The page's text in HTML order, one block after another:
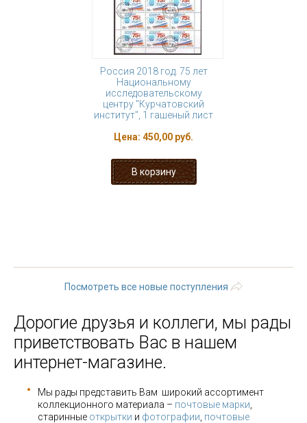
Россия 2018 год. 75 лет
Национальному
исследовательскому
центру "Курчатовский
институт", 1 гашеный лист
Цена: 450,00 руб.
Посмотреть все новые поступления
Дорогие друзья и коллеги, мы рады
приветствовать Вас в нашем
интернет-магазине.
Мы рады представить Вам широкий ассортимент
коллекционного материала – почтовые марки
старинные открытки и фотографии почтовые